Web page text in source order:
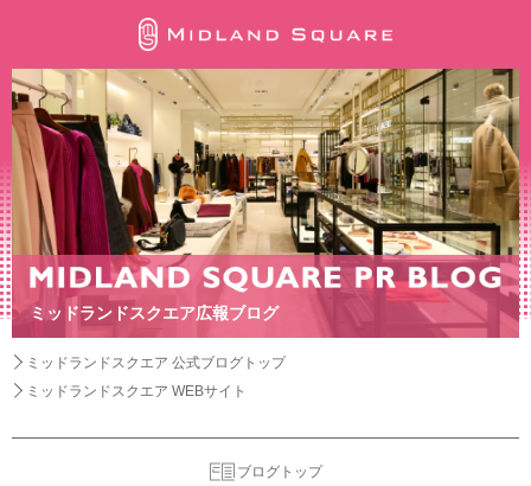
ミッドランドスクエア広報ブログ
ミッドランドスクエア 公式ブログトップ
ミッドランドスクエア WEBサイト
ブログトップ